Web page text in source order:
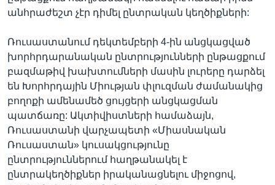
անհրաժեշտ չէր դիմել ընտրական կեղծիքների:
Ռուսաստանում դեկտեմբերի 4-ին անցկացված
խորհրդարանական ընտրությունների ընթացքում
բազմաթիվ խախտումների մասին լուրերը դարձել
են Խորհրդային Միության փլուզման ժամանակից
բողոքի ամենամեծ ցույցերի անցկացման
պատճառը: Ակտիվիստների համաձայն,
Ռուսաստանի վարչապետի «Միասնական
Ռուսաստան» կուսակցությունը
ընտրություններում հաղթանակել է
ընտրակեղծիքներ իրականացնելու միջոցով,